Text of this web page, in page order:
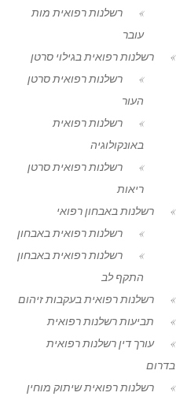
רשלנות רפואית מות
עובר
רשלנות רפואית בגילוי סרטן
רשלנות רפואית סרטן
העור
רשלנות רפואית
באונקולוגיה
רשלנות רפואית סרטן
ריאות
רשלנות באבחון רפואי
רשלנות רפואית באבחון
רשלנות רפואית באבחון
התקף לב
רשלנות רפואית בעקבות זיהום
תביעות רשלנות רפואית
עורך דין רשלנות רפואית
בדרום
רשלנות רפואית שיתוק מוחין